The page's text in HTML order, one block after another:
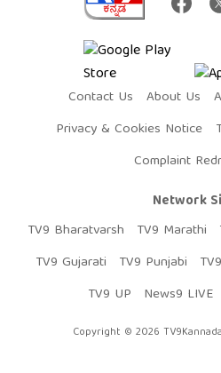
Contact Us About Us
Privacy & Cookies Notice
Complaint
Network
TV9 Bharatvarsh
TV9 Marathi
TV9 Gujarati
TV9 Punjabi
TV9 UP
News9 LIVE
Copyright © 2026